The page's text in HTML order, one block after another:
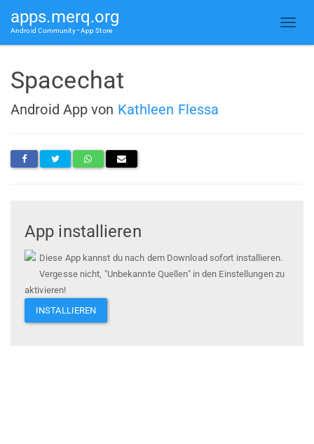
apps.merq.org
Android Community • App Store
Spacechat
Android App von Kathleen Flessa
App installieren
Diese App kannst du nach dem Download sofort installieren.
Vergesse nicht, "Unbekannte Quellen" in den Einstellungen zu
aktivieren!
INSTALLIEREN